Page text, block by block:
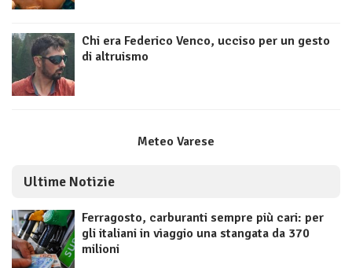
Chi era Federico Venco, ucciso per un gesto
di altruismo
Meteo Varese
Ultime Notizie
Ferragosto, carburanti sempre più cari: per
gli italiani in viaggio una stangata da 370
milioni